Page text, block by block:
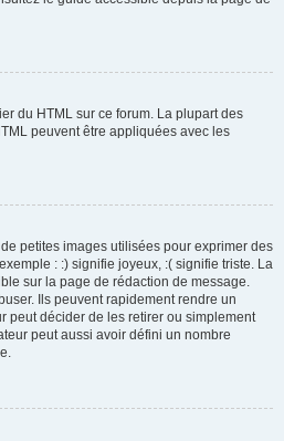
du HTML sur ce forum. La plupart des
peuvent être appliquées avec les
petites images utilisées pour exprimer des
: :) signifie joyeux, :( signifie triste. La
sur la page de rédaction de message.
Ils peuvent rapidement rendre un
peut décider de les retirer ou simplement
peut aussi avoir défini un nombre